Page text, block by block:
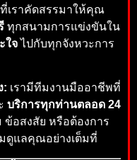
ที่เราคัดสรรมาให้คุณ
ทุกสนามการแข่งขันใน
ใจไปกับทุกจังหวะการ
: เรามีทีมงานมืออาชีพที่
บริการทุกท่านตลอด 24
อสงสัย หรือต้องการ
ดูแลคุณอย่างเต็มที่